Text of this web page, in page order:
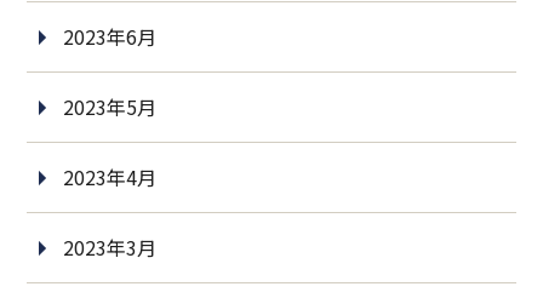
2023年6月
2023年5月
2023年4月
2023年3月